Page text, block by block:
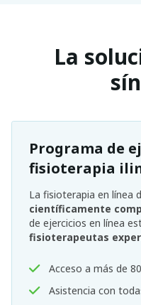
La
Programa de
fisioterapia
La fisioterapia en línea
científicamente
de ejercicios en línea
fisioterapeutas
Acceso a más de
Asistencia con